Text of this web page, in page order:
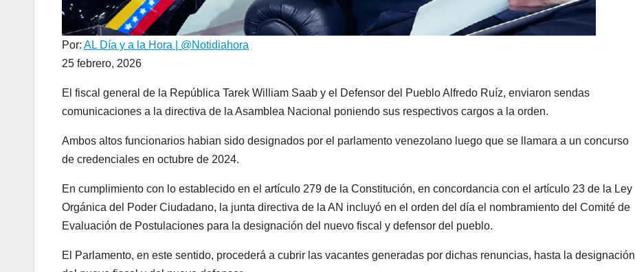
Por: AL Día y a la Hora | @Notidiahora
25 febrero, 2026
El fiscal general de la República Tarek William Saab y el Defensor del Pueblo Alfredo Ruíz, enviaron sendas
comunicaciones a la directiva de la Asamblea Nacional poniendo sus respectivos cargos a la orden.
Ambos altos funcionarios habian sido designados por el parlamento venezolano luego que se llamara a un concurso
de credenciales en octubre de 2024.
En cumplimiento con lo establecido en el artículo 279 de la Constitución, en concordancia con el artículo 23 de la Ley
Orgánica del Poder Ciudadano, la junta directiva de la AN incluyó en el orden del día el nombramiento del Comité de
Evaluación de Postulaciones para la designación del nuevo fiscal y defensor del pueblo.
El Parlamento, en este sentido, procederá a cubrir las vacantes generadas por dichas renuncias, hasta la designación